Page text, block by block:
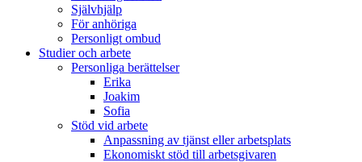
Självhjälp
För anhöriga
Personligt ombud
Studier och arbete
Personliga berättelser
Erika
Joakim
Sofia
Stöd vid arbete
Anpassning av tjänst eller arbetsplats
Ekonomiskt stöd till arbetsgivaren